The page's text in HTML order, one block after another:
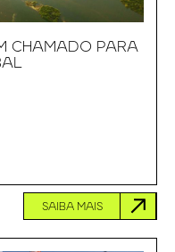
CHAMADO PARA
SAIBA MAIS